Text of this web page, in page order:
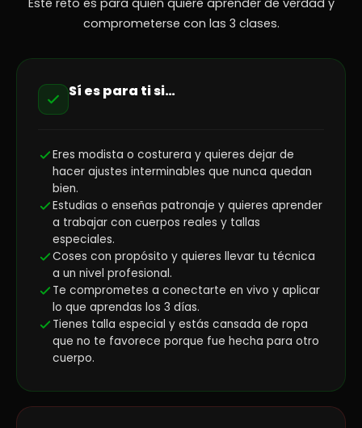
Este reto es para quien quiere aprender de verdad y
comprometerse con las 3 clases.
Sí es para ti si…
Eres modista o costurera y quieres dejar de
hacer ajustes interminables que nunca quedan
bien.
Estudias o enseñas patronaje y quieres aprender
a trabajar con cuerpos reales y tallas
especiales.
Coses con propósito y quieres llevar tu técnica
a un nivel profesional.
Te comprometes a conectarte en vivo y aplicar
lo que aprendas los 3 días.
Tienes talla especial y estás cansada de ropa
que no te favorece porque fue hecha para otro
cuerpo.